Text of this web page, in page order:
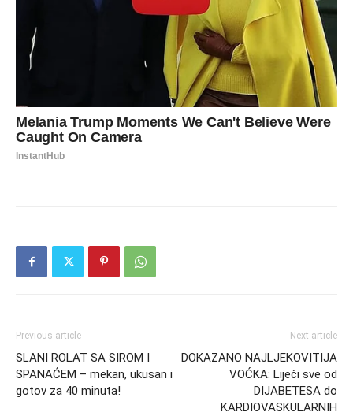
Previous article
SLANI ROLAT SA SIROM I
SPANAĆEM – mekan, ukusan i
gotov za 40 minuta!
Next article
DOKAZANO NAJLJEKOVITIJA
VOĆKA: Liječi sve od
DIJABETESA do
KARDIOVASKULARNIH